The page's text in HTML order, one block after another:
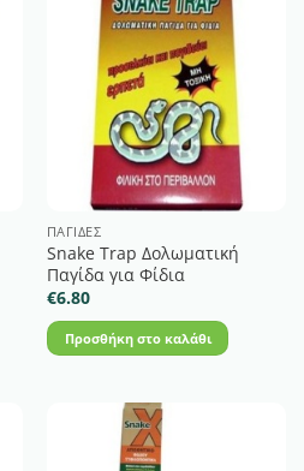
ΠΑΓΊΔΕΣ
Snake Trap Δολωματική
Παγίδα για Φίδια
€6.80
Προσθήκη στο καλάθι